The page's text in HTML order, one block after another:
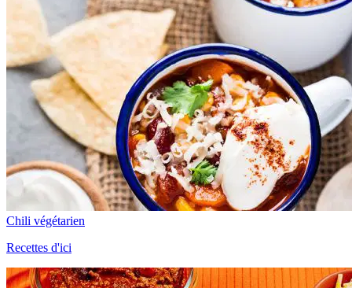
Chili végétarien
Recettes d'ici